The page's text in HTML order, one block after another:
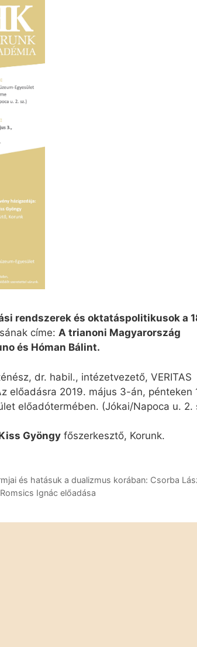
rendszerek és oktatáspolitikusok a
címe: A trianoni Magyarország
és Hóman Bálint.
dr. habil., intézetvezető, VERITAS
előadásra 2019. május 3-án, pénteken
előadótermében. (Jókai/Napoca u. 2.
Gyöngy főszerkesztő, Korunk.
és hatásuk a dualizmus korában: Csorba
Ignác előadása